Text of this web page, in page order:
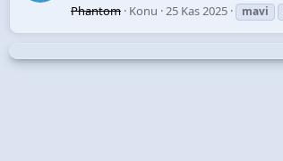
Phantom Konu 25 Kas 2025 mavi